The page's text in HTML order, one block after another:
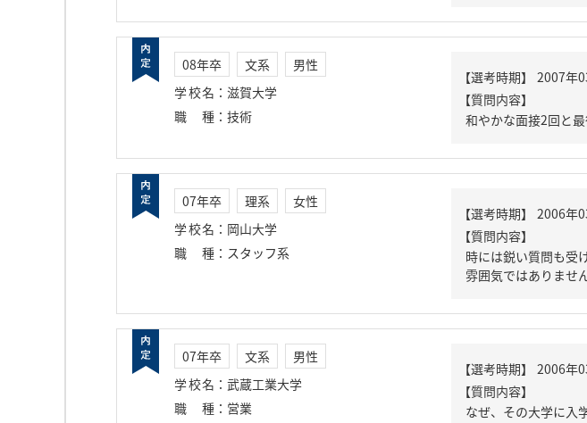
08年卒 文系
男性
学校名 ： 滋賀大学
職種 ： 技術
【質問内容】
和やかな面接2回と
07年卒 理系
女性
学校名 ： 岡山大学
職種 ： スタッフ系
【質問内容】
時には鋭い質問も受
雰囲気ではありませ
07年卒 文系
男性
学校名 ： 武蔵工業大学
職種 ： 営業
【質問内容】
なぜ、その大学に入